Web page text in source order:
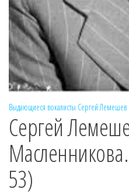
Выдающиеся вокалисты Сергей Лемешев
Сергей
53)